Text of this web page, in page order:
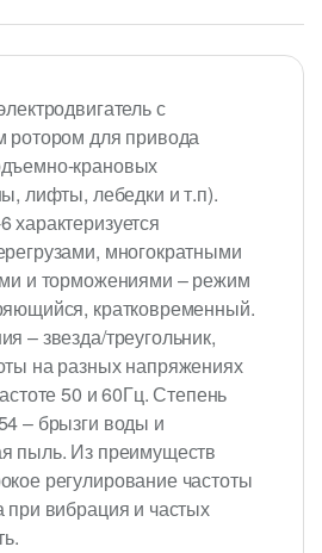
с
ротором для привода
крановых
лифты, лебедки и т.п).
многократными
и торможениями – режим
кратковременный.
– звезда/треугольник,
на разных напряжениях
50 и 60Гц. Степень
– брызги воды и
пыль. Из преимуществ
регулирование частоты
вибрация и частых